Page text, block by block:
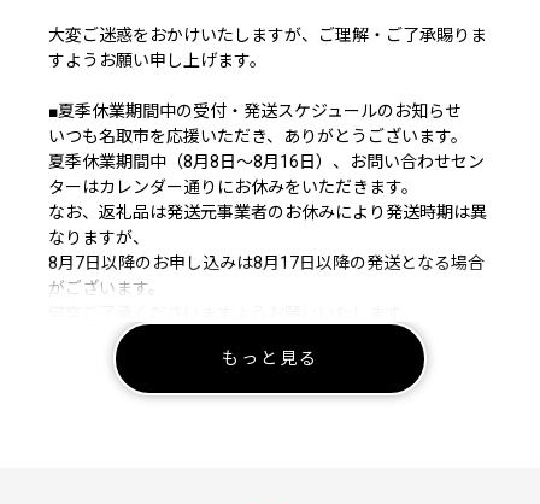
大変ご迷惑をおかけいたしますが、ご理解・ご了承賜りま
すようお願い申し上げます。
■夏季休業期間中の受付・発送スケジュールのお知らせ
いつも名取市を応援いただき、ありがとうございます。
夏季休業期間中（8月8日～8月16日）、お問い合わせセン
ターはカレンダー通りにお休みをいただきます。
なお、返礼品は発送元事業者のお休みにより発送時期は異
なりますが、
8月7日以降のお申し込みは8月17日以降の発送となる場合
がございます。
■お礼の品の発送について
お申込みからお礼の品お届けまでの期間は、返礼品によっ
もっと見る